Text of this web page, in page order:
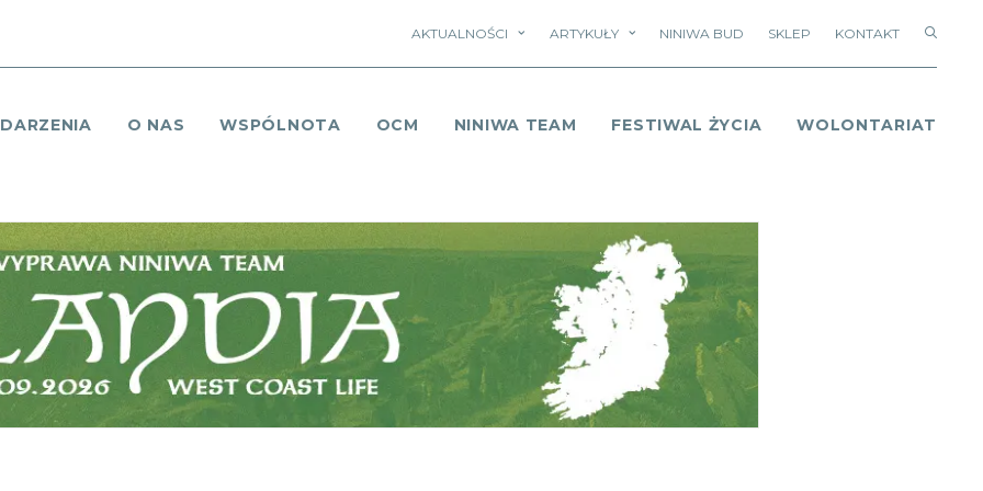
AKTUALNOŚCI ARTYKUŁY NINIWA BUD SKLEP KONTAKT
O NAS WSPÓLNOTA OCM NINIWA TEAM FESTIWAL ŻYCIA WOLONTARIAT